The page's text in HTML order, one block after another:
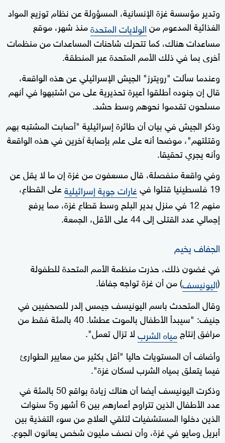
وتدير مؤسسة غزة الإنسانية، المسؤولة عن نظام توزيع المواد
الغذائية المدعوم منالولايات المتحدةمنذ شهر، موقع
مساعدات هناك، كما تتحرك شاحنات المساعدات من منظمات
أخرى بما في ذلك الأمم المتحدة عبر المنطقة.
وعندما سألت "رويترز" الجيش الإسرائيلي عن هذه الواقعة،
قال إن جنوده أطلقوا أعيرة تحذيرية على من اشتبهوا في أنهم
مسلحون تقدموا نحوهم وسط حشد.
وذكر الجيش في بيان أن طائرة إسرائيلية "أصابت المشتبه بهم
وقتلتهم"، موضحا أنه على علم بإصابة آخرين في هذه الواقعة
وأنه يجري تحقيقا.
وفي واقعة منفصلة، قال مسعفون من غزة إن ما لا يقل عن
19 فلسطينيا قتلوا في
غارات جوية إسرائيليةعلى القطاع،
منهم 12 في منزل بدير البلح وسط قطاع غزة، مما يرفع
إجمالي عدد القتلى إلى 44 على الأقل، الجمعة.
الجفاف يخيم
في غضون ذلك، حذرت منظمة الأمم المتحدة للطفولة
(اليونيسف) من أن غزة تواجه جفافا.
وقال المتحدث باسم اليونيسف جيمس إلدر للصحفيين في
جنيف: "سيبدأ الأطفال بالموت عطشا. 40 بالمئة فقط من
مرافق إنتاجمياه الشربلا تزال تعمل".
وأضاف أن المستويات حاليا "أقل بكثير من معايير الطوارئ
فيما يتعلق بمياه الشرب لسكان غزة".
وذكرت اليونيسف أيضا أن هناك زيادة بواقع 50 بالمئة في
عدد الأطفال الذين تتراوح أعمارهم بين 6 أشهر و5 سنوات
الذين دخلوا المستشفيات لتلقي العلاج من سوء التغذية بين
أبريل ومايو في غزة، وأن نصف مليون شخص يعانون الجوع.